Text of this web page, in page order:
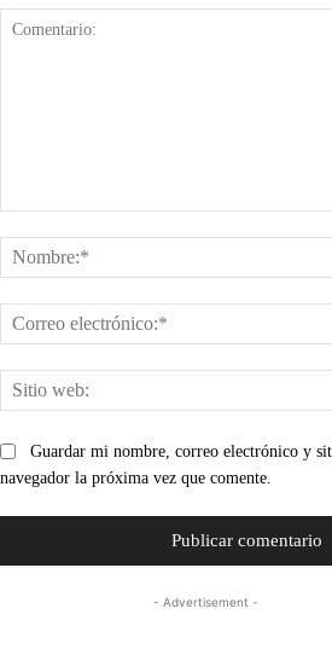
Guardar mi nombre, correo electrónico y
navegador la próxima vez que comente.
- Advertisement -